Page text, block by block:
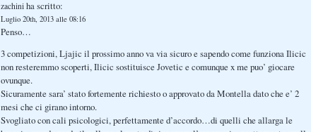
zachini ha scritto:
Luglio 20th, 2013 alle 08:16
Penso…
3 competizioni, Ljajic il prossimo anno va via sicuro e sapendo come funziona Ilicic
non resteremmo scoperti, Ilicic sostituisce Jovetic e comunque x me puo’ giocare
ovunque.
Sicuramente sara’ stato fortemente richiesto o approvato da Montella dato che e’ 2
mesi che ci girano intorno.
Svogliato con cali psicologici, perfettamente d’accordo…di quelli che allarga le